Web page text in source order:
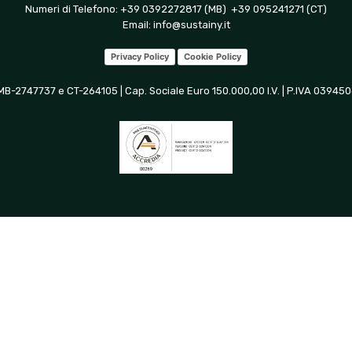
Numeri di Telefono: +39 0392272817 (MB) +39 095241271 (CT)
Email: info@sustainy.it
Privacy Policy Cookie Policy
2747737 e CT-264105 | Cap. Sociale Euro 150.000,00 I.V. | P.IVA